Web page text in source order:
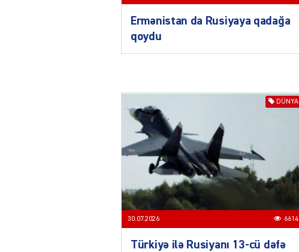
Ermənistan da Rusiyaya qadağa
qoydu
DÜNYA
30.07.2026 6614
Türkiyə ilə Rusiyanı 13-cü dəfə